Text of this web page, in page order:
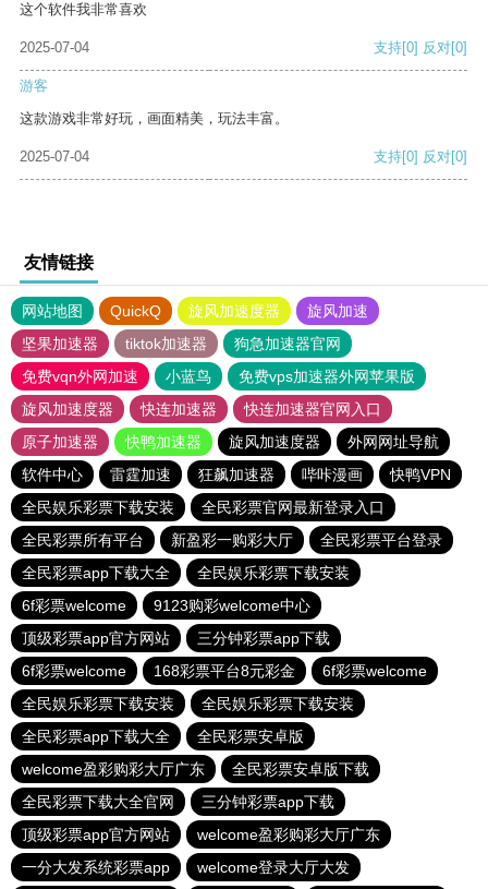
这个软件我非常喜欢
2025-07-04 支持[0] 反对[0]
游客
这款游戏非常好玩，画面精美，玩法丰富。
2025-07-04 支持[0] 反对[0]
友情链接
网站地图 QuickQ 旋风加速度器
旋风加速
坚果加速器
tiktok加速器
狗急加速器官网
免费vqn外网加速
小蓝鸟
免费vps加速器外网苹果版
旋风加速度器
快连加速器
快连加速器官网入口
原子加速器
快鸭加速器 旋风加速度器
外网网址导航
软件中心
雷霆加速 狂飙加速器 哔咔漫画
快鸭VPN
全民娱乐彩票下载安装
全民彩票官网最新登录入口
全民彩票所有平台
新盈彩一购彩大厅
全民彩票平台登录
全民彩票app下载大全
全民娱乐彩票下载安装
6f彩票welcome
9123购彩welcome中心
顶级彩票app官方网站
三分钟彩票app下载
6f彩票welcome
168彩票平台8元彩金
6f彩票welcome
全民娱乐彩票下载安装
全民娱乐彩票下载安装
全民彩票app下载大全
全民彩票安卓版
welcome盈彩购彩大厅广东
全民彩票安卓版下载
全民彩票下载大全官网
三分钟彩票app下载
顶级彩票app官方网站
welcome盈彩购彩大厅广东
一分大发系统彩票app
welcome登录大厅大发